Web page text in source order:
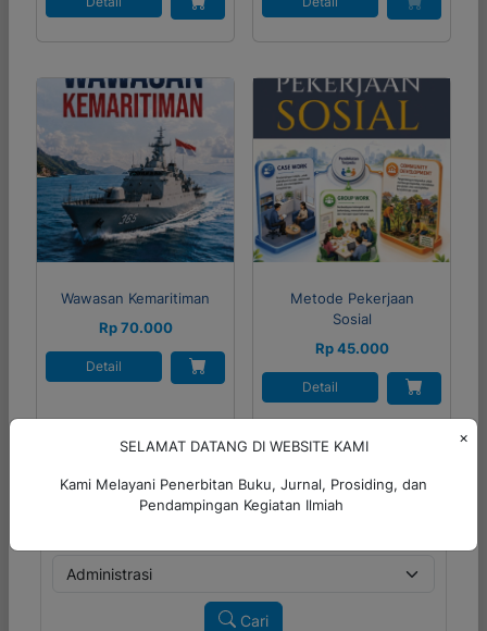
Wawasan Kemaritiman
Rp 70.000
Detail
Metode Pekerjaan
Sosial
Rp 45.000
Detail
Cari Produk
Cari
×
SELAMAT DATANG DI WEBSITE KAMI
Kami Melayani Penerbitan Buku, Jurnal, Prosiding, dan
Pendampingan Kegiatan Ilmiah